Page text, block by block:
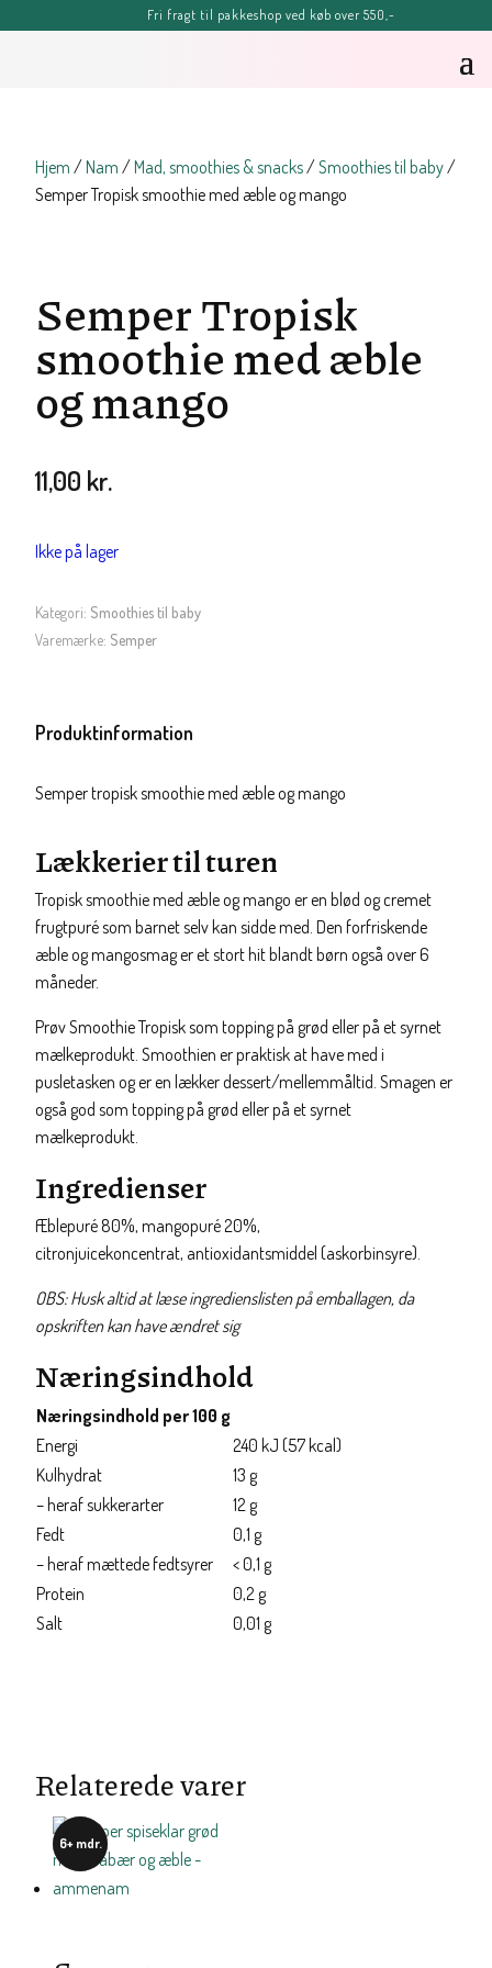
Fri fragt til pakkeshop ved køb over 550,-
Hjem /Nam /Mad, smoothies & snacks/Smoothies til baby/
Semper Tropisk smoothie med æble og mango
Semper Tropisk
smoothie med æble
og mango
11,00 kr.
Ikke på lager
Kategori: Smoothies til baby
Varemærke: Semper
Produktinformation
Semper tropisk smoothie med æble og mango
Lækkerier til turen
Tropisk smoothie med æble og mango er en blød og cremet
frugtpuré som barnet selv kan sidde med. Den forfriskende
æble og mangosmag er et stort hit blandt børn også over 6
måneder.
Prøv Smoothie Tropisk som topping på grød eller på et syrnet
mælkeprodukt. Smoothien er praktisk at have med i
pusletasken og er en lækker dessert/mellemmåltid. Smagen er
også god som topping på grød eller på et syrnet
mælkeprodukt.
Ingredienser
Æblepuré 80%, mangopuré 20%,
citronjuicekoncentrat, antioxidantsmiddel (askorbinsyre).
OBS: Husk altid at læse ingredienslisten på emballagen, da
opskriften kan have ændret sig
Næringsindhold
Næringsindhold per 100 g
Energi
240 kJ (57 kcal)
Kulhydrat
13 g
– heraf sukkerarter
12 g
Fedt
0,1 g
– heraf mættede fedtsyrer
< 0,1 g
Protein
0,2 g
Salt
0,01 g
Relaterede varer
6+ mdr.
FERIE-MELDING